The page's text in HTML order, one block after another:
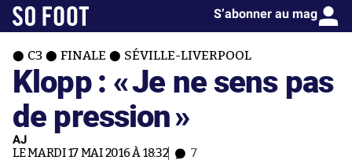
S’abonner au mag
C3 FINALE SÉVILLE-LIVERPOOL
Klopp : «Je ne sens pas
de pression»
AJ
LE MARDI 17 MAI 2016 À 18:32 7